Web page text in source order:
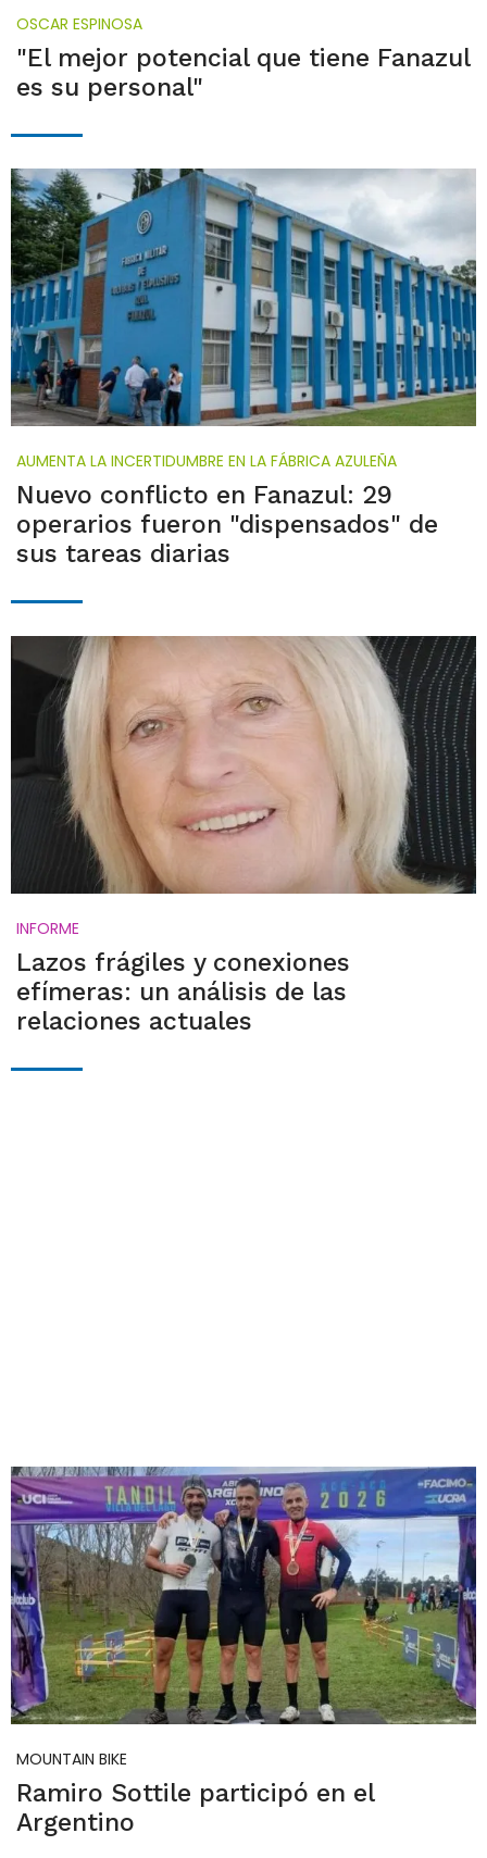
OSCAR ESPINOSA
"El mejor potencial que tiene Fanazul
es su personal"
AUMENTA LA INCERTIDUMBRE EN LA FÁBRICA AZULEÑA
Nuevo conflicto en Fanazul: 29
operarios fueron "dispensados" de
sus tareas diarias
INFORME
Lazos frágiles y conexiones
efímeras: un análisis de las
relaciones actuales
MOUNTAIN BIKE
Ramiro Sottile participó en el
Argentino